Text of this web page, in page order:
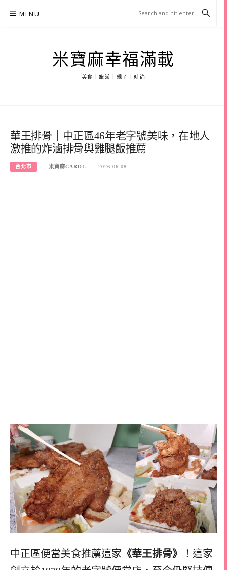
MENU
米寶麻幸福滿載
美食｜旅遊｜親子｜時尚
華王排骨｜中正區46年老字號美味，在地人
激推的炸滷排骨與雞腿飯推薦
台北市 米寶麻CAROL 2026-06-08
中正區便當美食推薦這家 《華王排骨》
！這家